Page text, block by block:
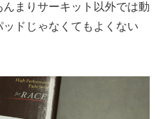
まりサーキット以外では動
ドじゃなくてもよくない